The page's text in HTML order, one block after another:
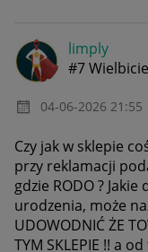
limply
#7
‎04-06-2026 21:55
Czy jak w sklepie
przy reklamacji
gdzie RODO ?
urodzenia, może
UDOWODNIĆ ŻE
TYM SKLEPIE !! a